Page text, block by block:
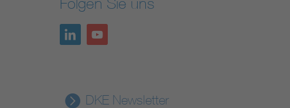
DKE Newsletter